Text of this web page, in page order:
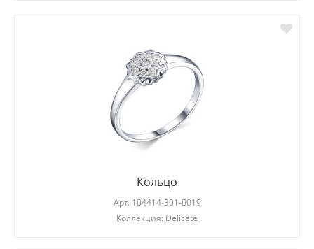
Кольцо
Арт. 104414-301-0019
Коллекция: Delicate